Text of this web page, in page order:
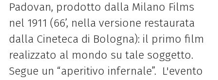
Padovan, prodotto dalla Milano Films
nel 1911 (66’, nella versione restaurata
dalla Cineteca di Bologna): il primo film
realizzato al mondo su tale soggetto.
Segue un “aperitivo infernale”. L'evento